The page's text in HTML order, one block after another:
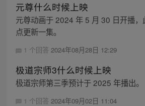
元尊什么时候上映
元尊动画于 2024 年 5 月 30 日开播
点更新一集。
1 个回答 2024年08月28日 12:29
极道宗师3什么时候上映
极道宗师第三季预计于 2025 年播出。
1 个回答 2024年09月02日 11:04